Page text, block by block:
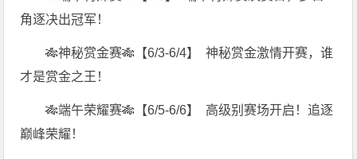
角逐决出冠军！
🎋神秘赏金赛🎋 【6/3-6/4】 神秘赏金激情开赛，谁
才是赏金之王！
🎋端午荣耀赛🎋 【6/5-6/6】 高级别赛场开启！追逐
巅峰荣耀！